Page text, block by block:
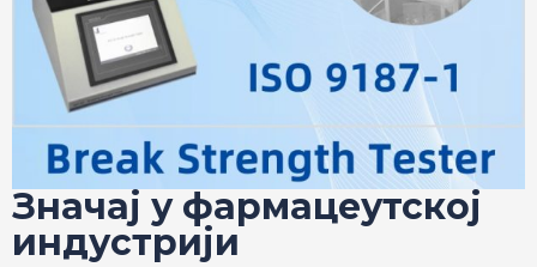
Значај у фармацеутској
индустрији